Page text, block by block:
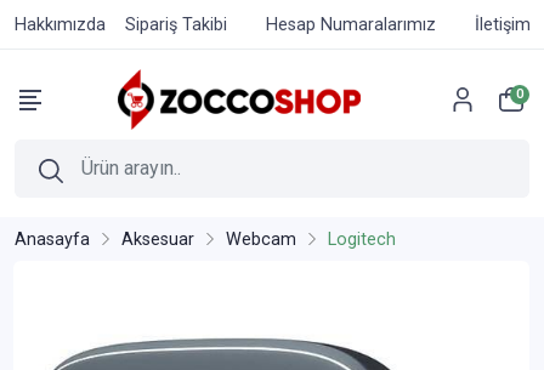
Hakkımızda Sipariş Takibi Hesap Numaralarımız İletişim
0
Anasayfa Aksesuar Webcam Logitech